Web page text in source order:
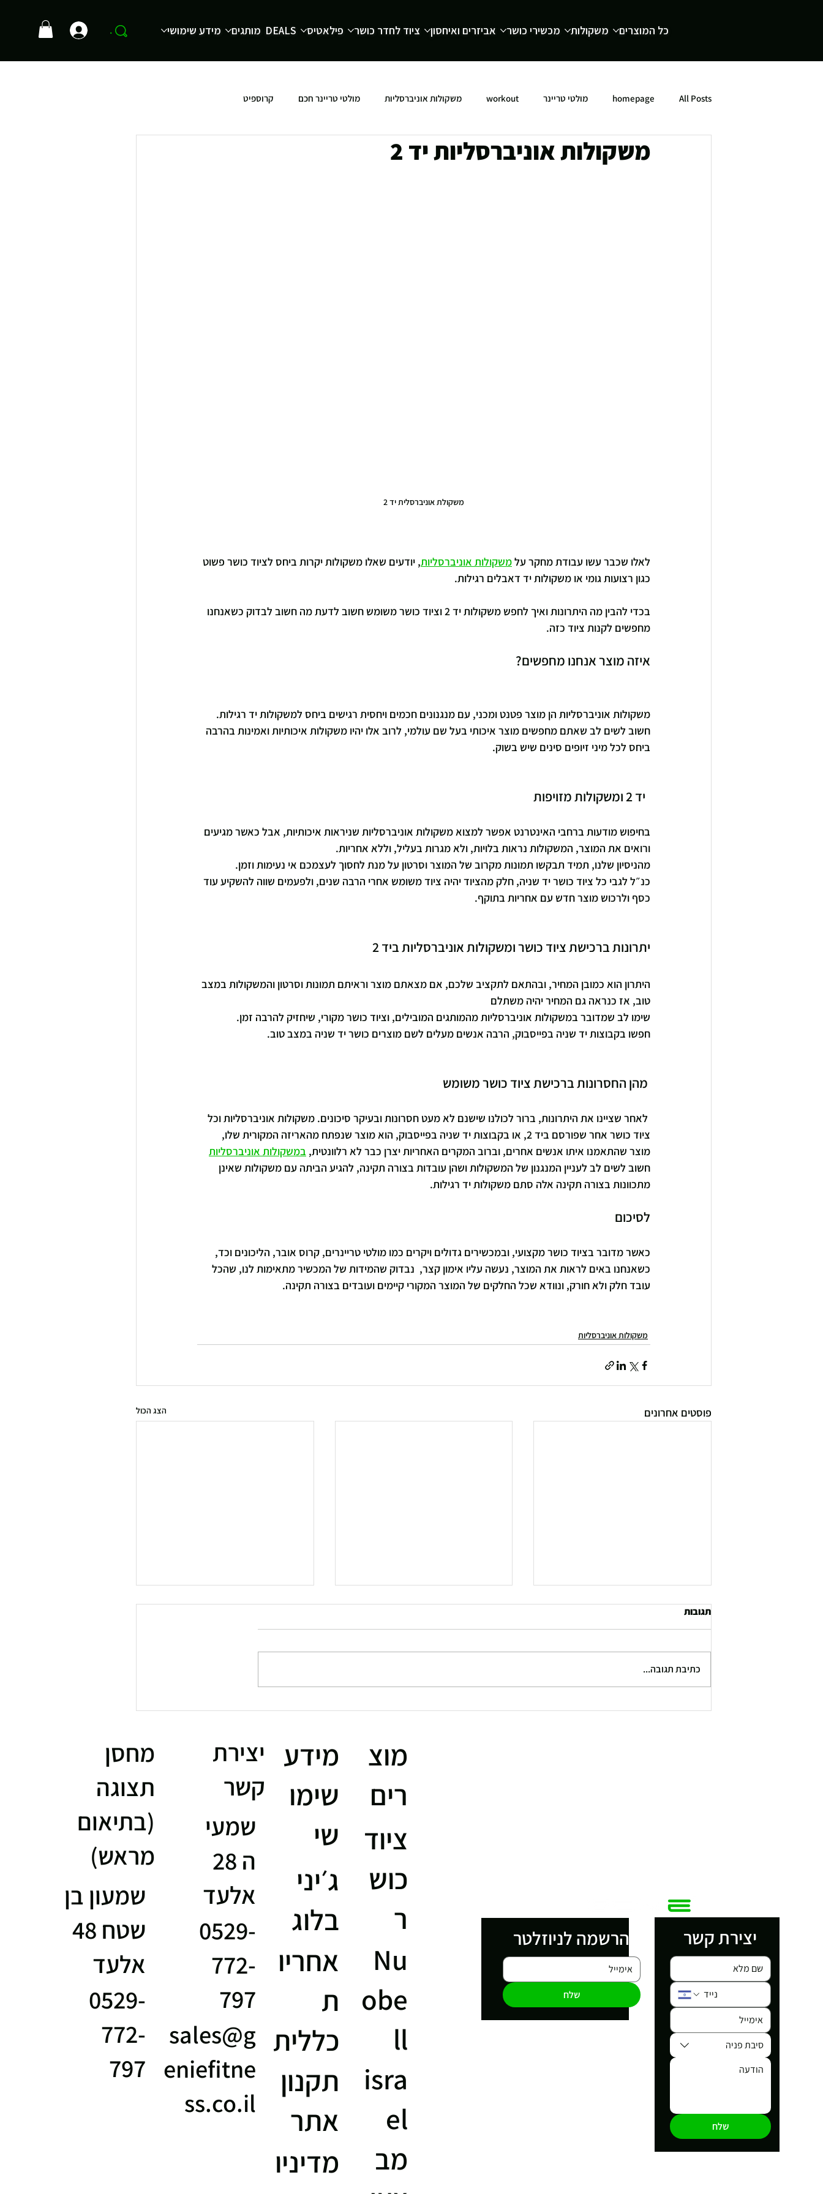
כל המוצרים משקולות מכשירי כושר אביזרים ואיחסון ציוד לחדר כושר פילאטיס DEALS מותגים מידע שימושי .
All Posts
homepage מולטי טריינר workout משקולות אוניברסליות מולטי טריינר חכם קרוספיט
משקולות אוניברסליות יד 2
משקולת אוניברסלית יד 2
לאלו שכבר עשו עבודת מחקר על משקולות אוניברסליות, יודעים שאלו משקולות יקרות ביחס לציוד כושר פשוט
כגון רצועות גומי או משקולות יד דאבלים רגילות.
בכדי להבין מה היתרונות ואיך לחפש משקולות יד 2 וציוד כושר משומש חשוב לדעת מה חשוב לבדוק כשאנחנו
מחפשים לקנות ציוד כזה.
איזה מוצר אנחנו מחפשים?
משקולות אוניברסליות הן מוצר פטנט ומכני, עם מנגנונים חכמים ויחסית רגישים ביחס למשקולות יד רגילות.
חשוב לשים לב שאתם מחפשים מוצר איכותי בעל שם עולמי, לרוב אלו יהיו משקולות איכותיות ואמינות בהרבה
ביחס לכל מיני זיופים סינים שיש בשוק.
בחיפוש מודעות ברחבי האינטרנט אפשר למצוא משקולות אוניברסליות שניראות איכותיות, אבל כאשר מגיעים
ורואים את המוצר, המשקולות נראות בלויות, ולא מגרות בעליל, וללא אחריות.
מהניסיון שלנו, תמיד תבקשו תמונות מקרוב של המוצר וסרטון על מנת לחסוך לעצמכם אי נעימות וזמן.
כנ״ל לגבי כל ציוד כושר יד שניה, חלק מהציוד יהיה ציוד משומש אחרי הרבה שנים, ולפעמים שווה להשקיע עוד
כסף ולרכוש מוצר חדש עם אחריות בתוקף.
יתרונות ברכישת ציוד כושר ומשקולות אוניברסליות ביד 2
היתרון הוא כמובן המחיר, ובהתאם לתקציב שלכם, אם מצאתם מוצר וראיתם תמונות וסרטון והמשקולות במצב
טוב, אז כנראה גם המחיר יהיה משתלם
שימו לב שמדובר במשקולות אוניברסליות מהמותגים המובילים, וציוד כושר מקורי, שיחזיק להרבה זמן.
חפשו בקבוצות יד שניה בפייסבוק, הרבה אנשים מעלים לשם מוצרים כושר יד שניה במצב טוב.
לאחר שציינו את היתרונות, ברור לכולנו שישנם לא מעט חסרונות ובעיקר סיכונים. משקולות אוניברסליות וכל
ציוד כושר אחר שפורסם ביד 2, או בקבוצות יד שניה בפייסבוק, הוא מוצר שנפתח מהאריזה המקורית שלו,
מוצר שהתאמנו איתו אנשים אחרים, וברוב המקרים האחריות יצרן כבר לא רלוונטית, במשקולות אוניברסליות
חשוב לשים לב לעניין המנגנון של המשקולות ושהן עובדות בצורה תקינה, להגיע הביתה עם משקולות שאינן
מתכוונות בצורה תקינה אלה סתם משקולות יד רגילות.
לסיכום
כאשר מדובר בציוד כושר מקצועי, ובמכשירים גדולים ויקרים כמו מולטי טריינרים, קרוס אובר, הליכונים וכד,
כשאנחנו באים לראות את המוצר, נעשה עליו אימון קצר,  נבדוק שהמידות של המכשיר מתאימות לנו, שהכל
עובד חלק ולא חורק, ונוודא שכל החלקים של המוצר המקורי קיימים ועובדים בצורה תקינה.
משקולות אוניברסליות
פוסטים אחרונים הצג הכול
תגובות
כתיבת תגובה...
מידע
שימו
שי
ג׳יני
בלוג
אחריו
ת
כללית
תקנון
אתר
מדיניו
מוצ
רים
ציוד
כוש
ר
Nu
obe
ll
isra
el
מב
יצירת
קשר
שמעי
ה 28
אלעד
0529-
772-
797
sales@g
eniefitne
ss.co.il
מחסן
תצוגה
(בתיאום
מראש)
שמעון בן
שטח 48
אלעד
0529-
772-
797
יצירת קשר
סיבת פניה
שלח
הרשמה לניוזלטר
שלח